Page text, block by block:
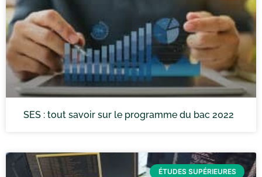
SES : tout savoir sur le programme du bac 2022
ÉTUDES SUPÉRIEURES